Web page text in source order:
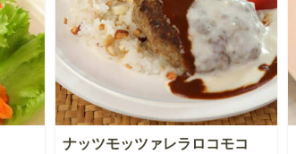
ナッツモッツァレラロコモコ